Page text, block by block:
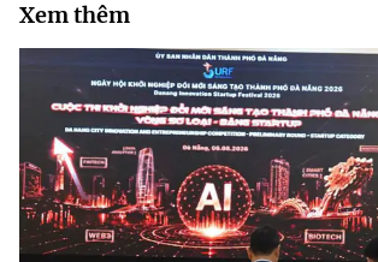
Cơ quan chủ quản: Bộ Khoa học và Công
Chịu trách nhiệm nội dung: Nguyễn Thị Hải
Giám đốc Trung tâm Truyền thông Khoa học
Liên hệ
Địa chỉ: Ban Biên tập Cổng TTĐT - 18 Nguyễn
Điện thoại: 024 3936 9506
Xem thêm